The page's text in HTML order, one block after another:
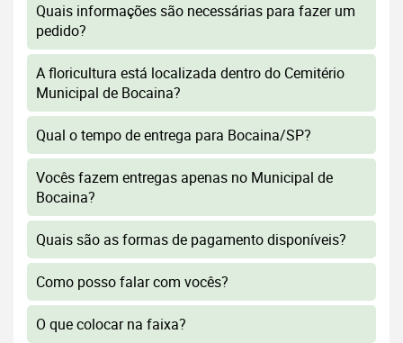
Quais informações são necessárias para fazer um
pedido?
A floricultura está localizada dentro do Cemitério
Municipal de Bocaina?
Qual o tempo de entrega para Bocaina/SP?
Vocês fazem entregas apenas no Municipal de
Bocaina?
Quais são as formas de pagamento disponíveis?
Como posso falar com vocês?
O que colocar na faixa?